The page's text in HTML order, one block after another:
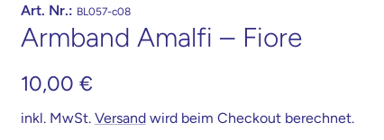
Art. Nr.: BL057-c08
Armband Amalfi – Fiore
10,00 €
inkl. MwSt. Versandwird beim Checkout berechnet.